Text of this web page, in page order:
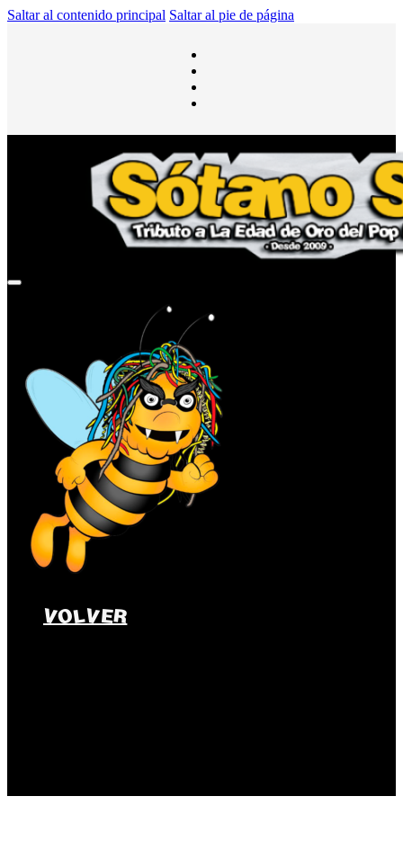
Saltar al contenido principal Saltar al pie de página
VOLVER